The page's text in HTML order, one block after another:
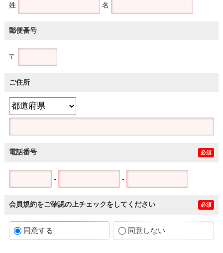
姓 名
郵便番号
〒
ご住所
電話番号 必須
- -
会員規約をご確認の上チェックをしてください 必須
同意する 同意しない